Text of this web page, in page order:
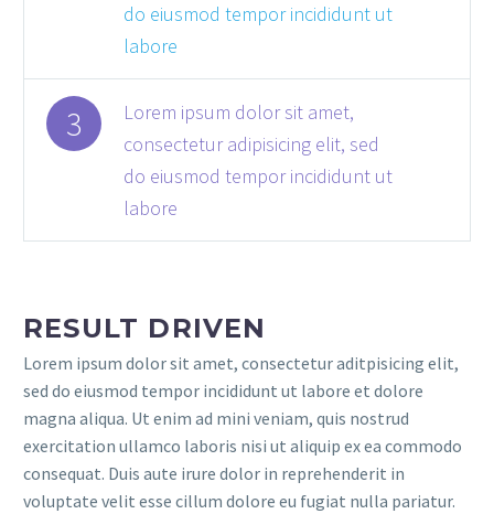
do eiusmod tempor incididunt ut
labore
3
Lorem ipsum dolor sit amet,
consectetur adipisicing elit, sed
do eiusmod tempor incididunt ut
labore
RESULT DRIVEN
Lorem ipsum dolor sit amet, consectetur aditpisicing elit,
sed do eiusmod tempor incididunt ut labore et dolore
magna aliqua. Ut enim ad mini veniam, quis nostrud
exercitation ullamco laboris nisi ut aliquip ex ea commodo
consequat. Duis aute irure dolor in reprehenderit in
voluptate velit esse cillum dolore eu fugiat nulla pariatur.